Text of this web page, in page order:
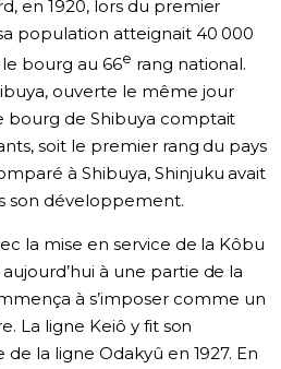
en 1920, lors du premier
population atteignait 40 000
bourg au 66e rang national.
ouverte le même jour
bourg de Shibuya comptait
soit le premier rang du pays
à Shibuya, Shinjuku avait
son développement.
la mise en service de la Kôbu
à une partie de la
à s’imposer comme un
La ligne Keiô y fit son
de la ligne Odakyû en 1927. En